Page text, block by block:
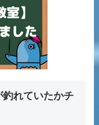
釣れていたかチ